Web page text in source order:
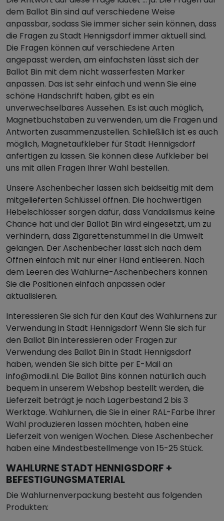
dem Ballot Bin sind auf verschiedene Weise
anpassbar, sodass Sie immer sicher sein können, dass
die Fragen zu Stadt Hennigsdorf immer aktuell sind.
Die Fragen können auf verschiedene Arten
angepasst werden, am einfachsten lässt sich der
Ballot Bin mit dem nicht wasserfesten Marker
anpassen. Das ist sehr einfach und wenn Sie eine
schöne Handschrift haben, gibt es ein
unverwechselbares Aussehen. Es ist auch möglich,
Magnetbuchstaben zu verwenden, um die Fragen und
Antworten zusammenzustellen. Schließlich ist es auch
möglich, Magnetaufkleber für Stadt Hennigsdorf
anfertigen zu lassen. Sie können diese Aufkleber bei
uns mit allen Fragen Ihrer Wahl bestellen.
Unsere Aschenbecher lassen sich beidseitig mit dem
mitgelieferten Schlüssel öffnen. Die hochwertigen
Hebelschlösser sorgen dafür, dass Vandalismus keine
Chance hat und der Ballot Bin wird eingesetzt, um zu
verhindern, dass Zigarettenstummel in die Umwelt
gelangen. Der Aschenbecher lässt sich nach dem
Öffnen einfach mit nur einer Hand entleeren. Nach
dem Leeren des Wahlurne-Aschenbechers können
Sie die Positionen einfach anpassen oder
aktualisieren.
Interessieren Sie sich für den Kauf des Wahlurnens zur
Verwendung in Stadt Hennigsdorf Wenn Sie sich für
den Ballot Bin interessieren oder Fragen zur
Verwendung des Ballot Bin in Stadt Hennigsdorf
haben, wenden Sie sich bitte per E-Mail an
info@modii.nl. Die Ballot Bins können natürlich auch
bequem in unserem Webshop bestellt werden, die
Lieferzeit beträgt je nach Lagerbestand 2 bis 3
Werktage. Wahlurnen, die Sie in einer RAL-Farbe Ihrer
Wahl produzieren lassen möchten, haben eine
Lieferzeit von wenigen Wochen. Diese Aschenbecher
haben eine Mindestbestellmenge von 15-25 Stück.
WAHLURNE STADT HENNIGSDORF +
BEFESTIGUNGSMATERIAL
Die Wahlurnenverpackung besteht aus folgenden
Produkten: